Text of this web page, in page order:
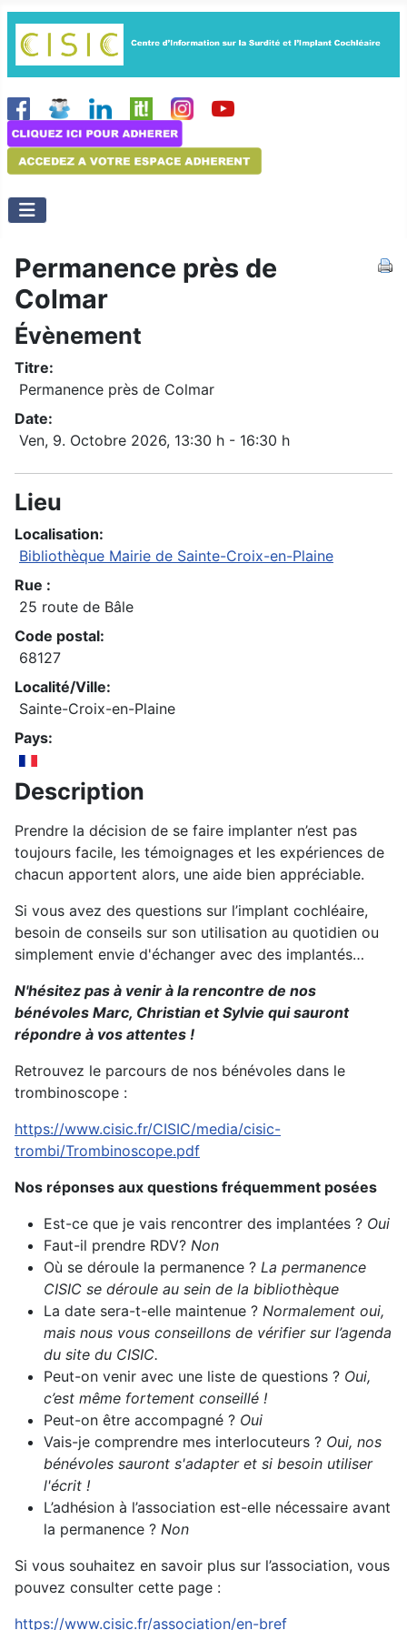
Permanence près de
Colmar
Évènement
Titre:
Permanence près de Colmar
Date:
Ven, 9. Octobre 2026, 13:30 h - 16:30 h
Lieu
Localisation:
Bibliothèque Mairie de Sainte-Croix-en-Plaine
Rue :
25 route de Bâle
Code postal:
68127
Localité/Ville:
Sainte-Croix-en-Plaine
Pays:
Description
Prendre la décision de se faire implanter n’est pas
toujours facile, les témoignages et les expériences de
chacun apportent alors, une aide bien appréciable.
Si vous avez des questions sur l’implant cochléaire,
besoin de conseils sur son utilisation au quotidien ou
simplement envie d'échanger avec des implantés…
N'hésitez pas à venir à la rencontre de nos
bénévoles Marc, Christian et Sylvie qui sauront
répondre à vos attentes !
Retrouvez le parcours de nos bénévoles dans le
trombinoscope :
https://www.cisic.fr/CISIC/media/cisic-
trombi/Trombinoscope.pdf
Nos réponses aux questions fréquemment posées
Est-ce que je vais rencontrer des implantées ? Oui
Faut-il prendre RDV? Non
Où se déroule la permanence ? La permanence
CISIC se déroule au sein de la bibliothèque
La date sera-t-elle maintenue ? Normalement oui,
mais nous vous conseillons de vérifier sur l’agenda
du site du CISIC.
Peut-on venir avec une liste de questions ? Oui,
c’est même fortement conseillé !
Peut-on être accompagné ? Oui
Vais-je comprendre mes interlocuteurs ? Oui, nos
bénévoles sauront s'adapter et si besoin utiliser
l'écrit !
L’adhésion à l’association est-elle nécessaire avant
la permanence ? Non
Si vous souhaitez en savoir plus sur l’association, vous
pouvez consulter cette page :
https://www.cisic.fr/association/en-bref